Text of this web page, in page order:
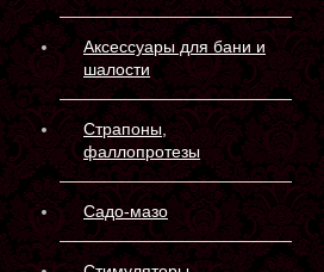
Аксессуары для бани и
шалости
Страпоны,
фаллопротезы
Садо-мазо